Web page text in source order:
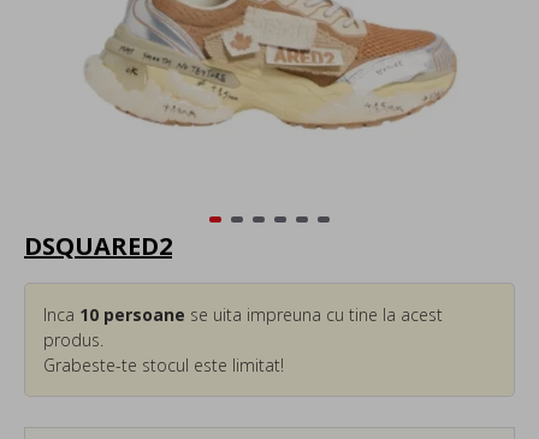
DSQUARED2
Inca 10 persoane se uita impreuna cu tine la acest
produs.
Grabeste-te stocul este limitat!